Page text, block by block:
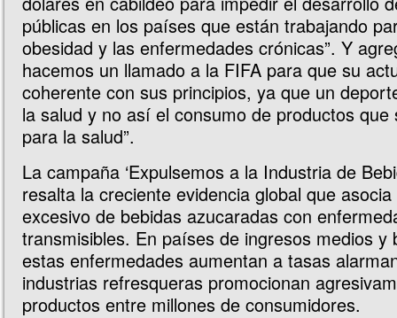
públicas en los países que están trabajando
obesidad y las enfermedades crónicas”. Y
hacemos un llamado a la FIFA para que su
coherente con sus principios, ya que un
la salud y no así el consumo de productos que
para la salud”.
La campaña ‘Expulsemos a la Industria de
resalta la creciente evidencia global que
excesivo de bebidas azucaradas con
transmisibles. En países de ingresos medios
estas enfermedades aumentan a tasas
industrias refresqueras promocionan
productos entre millones de consumidores.